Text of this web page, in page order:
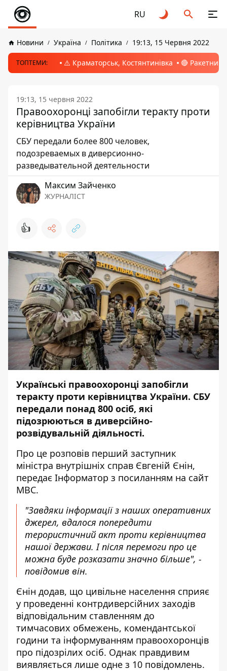
RU
Новини Україна Політика 19:13, 15 Червня 2022
ТОПТЕМИ: ⚠️ Краматорськ, Костянтинівка 🔴 Ракетний
19:13, 15 червня 2022
Правоохоронці запобігли теракту проти
керівництва України
СБУ передали более 800 человек,
подозреваемых в диверсионно-
разведывательной деятельности
Максим Зайченко
ЖУРНАЛІСТ
👍
Українські правоохоронці запобігли
теракту проти керівництва України. СБУ
передали понад 800 осіб, які
підозрюються в диверсійно-
розвідувальній діяльності.
Про це розповів перший заступник
міністра внутрішніх справ Євгеній Єнін,
передає Інформатор з посиланням на сайт
МВС.
"Завдяки інформації з наших оперативних
джерел, вдалося попередити
терористичний акт проти керівництва
нашої держави. І після перемоги про це
можна буде розказати значно більше", -
повідомив він.
Єнін додав, що цивільне населення сприяє
у проведенні контрдиверсійних заходів
відповідальним ставленням до
тимчасових обмежень, комендантської
години та інформуванням правоохоронців
про підозрілих осіб. Однак правдивим
виявляється лише одне з 10 повідомлень.